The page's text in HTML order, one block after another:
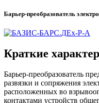
Барьер-преобразователь
Краткие
Барьер-преобразователь
развязки и сопряжения
расположенных во
контактами устройств